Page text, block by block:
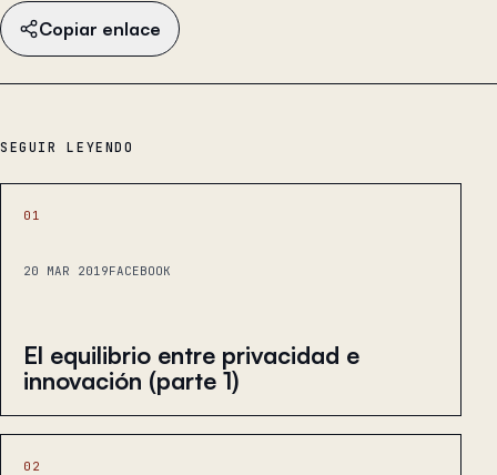
Copiar enlace
SEGUIR LEYENDO
01
20 MAR 2019FACEBOOK
El equilibrio entre privacidad e
innovación (parte 1)
02